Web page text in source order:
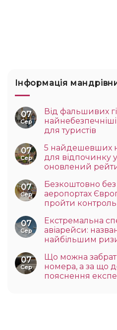
Інформація
07
Сер
Від фальшивих
для туристів
07
Сер
5 найдешевших
для відпочинку
оновлений
07
Сер
Безкоштовно без
аеропортах
пройти контроль
07
Сер
Екстремальна
авіарейси:
найбільшим
07
Сер
Що можна
номера, а за що
пояснення